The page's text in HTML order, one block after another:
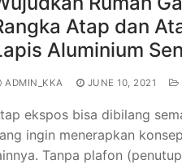
Atap dan
Aluminium
ADMIN_KKA JUNE 10, 2021
ekspos bisa dibilang
ingin menerapkan
Tanpa plafon